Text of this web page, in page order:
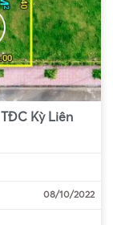
Kỳ Liên
08/10/2022